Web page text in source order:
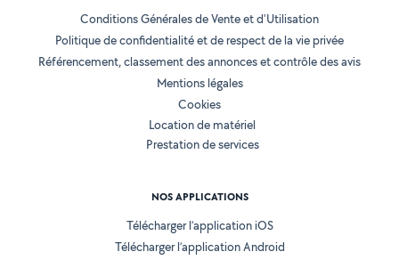
Conditions Générales de Vente et d'Utilisation
Politique de confidentialité et de respect de la vie privée
Référencement, classement des annonces et contrôle des avis
Mentions légales
Cookies
Location de matériel
Prestation de services
NOS APPLICATIONS
Télécharger l’application iOS
Télécharger l’application Android